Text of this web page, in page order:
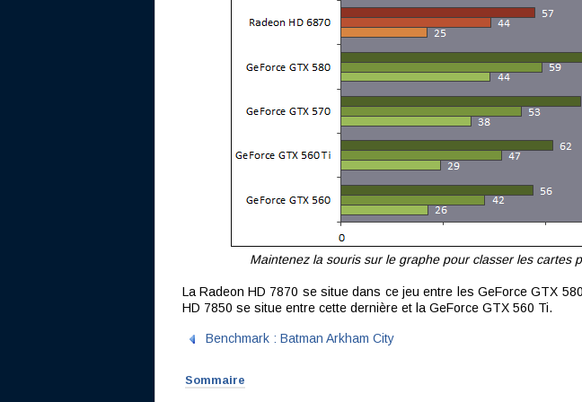
Maintenez la souris sur le graphe pour classer les cartes
La Radeon HD 7870 se situe dans ce jeu entre les GeForce GTX
HD 7850 se situe entre cette dernière et la GeForce GTX 560 Ti.
Benchmark : Batman Arkham City
Sommaire